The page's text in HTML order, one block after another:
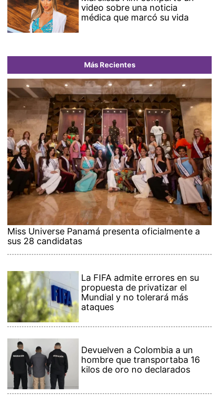
video sobre una noticia
médica que marcó su vida
Más Recientes
Miss Universe Panamá presenta oficialmente a
sus 28 candidatas
La FIFA admite errores en su
propuesta de privatizar el
Mundial y no tolerará más
ataques
Devuelven a Colombia a un
hombre que transportaba 16
kilos de oro no declarados